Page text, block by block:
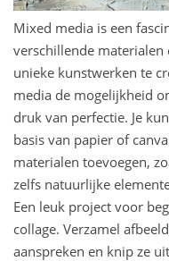
Mixed media is een
verschillende
unieke kunstwerken te
media de mogelijkheid
druk van perfectie. Je
basis van papier of
materialen toevoegen,
zelfs natuurlijke
Een leuk project voor
collage. Verzamel
aanspreken en knip ze